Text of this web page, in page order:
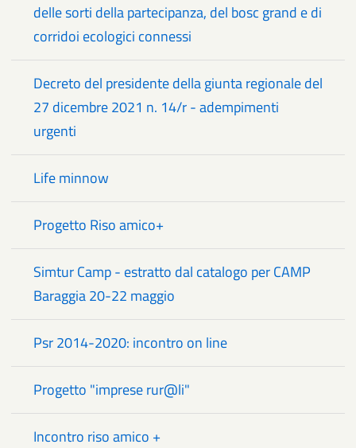
delle sorti della partecipanza, del bosc grand e di
corridoi ecologici connessi
Decreto del presidente della giunta regionale del
27 dicembre 2021 n. 14/r - adempimenti
urgenti
Life minnow
Progetto Riso amico+
Simtur Camp - estratto dal catalogo per CAMP
Baraggia 20-22 maggio
Psr 2014-2020: incontro on line
Progetto "imprese rur@li"
Incontro riso amico +